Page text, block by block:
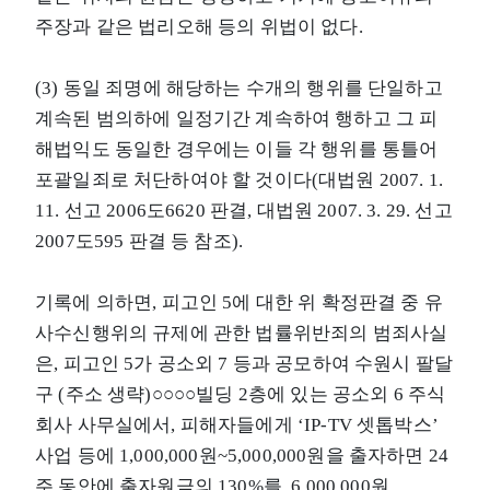
주장과 같은 법리오해 등의 위법이 없다.
(3) 동일 죄명에 해당하는 수개의 행위를 단일하고
계속된 범의하에 일정기간 계속하여 행하고 그 피
해법익도 동일한 경우에는 이들 각 행위를 통틀어
포괄일죄로 처단하여야 할 것이다(대법원 2007. 1.
11. 선고 2006도6620 판결, 대법원 2007. 3. 29. 선고
2007도595 판결 등 참조).
기록에 의하면, 피고인 5에 대한 위 확정판결 중 유
사수신행위의 규제에 관한 법률위반죄의 범죄사실
은, 피고인 5가 공소외 7 등과 공모하여 수원시 팔달
구 (주소 생략)○○○○빌딩 2층에 있는 공소외 6 주식
회사 사무실에서, 피해자들에게 ‘IP-TV 셋톱박스’
사업 등에 1,000,000원~5,000,000원을 출자하면 24
주 동안에 출자원금의 130%를, 6,000,000원